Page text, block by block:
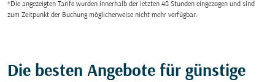
*Die angezeigten Tarife wurden innerhalb der letzten 48 Stunden eingezogen und sind
zum Zeitpunkt der Buchung möglicherweise nicht mehr verfügbar.
Die besten Angebote für günstige